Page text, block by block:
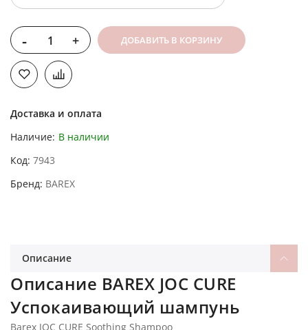
- + ДОБАВИТЬ В КОРЗИНУ
Доставка и оплата
Наличие: В наличии
Код 7943
Бренд BAREX
Описание
Описание BAREX JOC CURE
Успокаивающий шампунь
Barex JOC CURE Soothing Shampoo